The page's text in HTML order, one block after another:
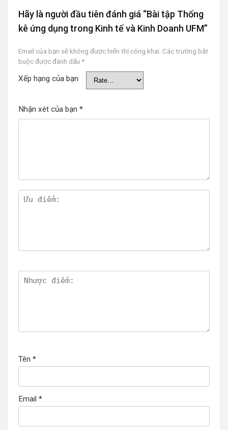
Hãy là người đầu tiên đánh giá “Bài tập Thống
kê ứng dụng trong Kinh tế và Kinh Doanh UFM”
Email của bạn sẽ không được hiển thị công khai. Các trường bắt
buộc được đánh dấu *
Xếp hạng của bạn
Nhận xét của bạn *
Tên *
Email *